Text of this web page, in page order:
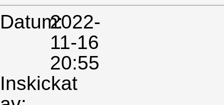
Datum:2022-
11-16
20:55
Inskickat